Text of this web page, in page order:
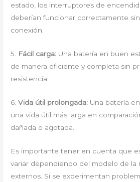
estado, los interruptores de
deberían funcionar correctamente
conexión.
5. Fácil carga: Una batería en buen
de manera eficiente y completa sin
resistencia.
6.Vida útil prolongada: Una batería
una vida útil más larga en
dañada o agotada.
Es importante tener en cuenta que
variar dependiendo del modelo de la
externos. Si se experimentan